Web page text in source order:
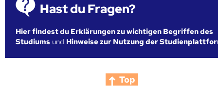
Hast du Fragen?
Hier findest du Erklärungen zu wichtigen Begriffen des
Studiums und Hinweise zur Nutzung der
Top